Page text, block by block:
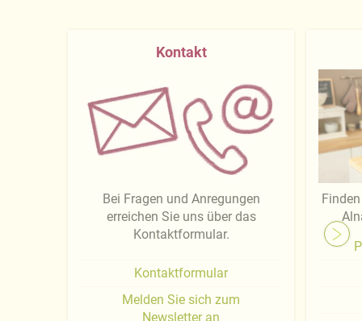
Kontakt
Bei Fragen und Anregungen
erreichen Sie uns über das
Kontaktformular.
Kontaktformular
Melden Sie sich zum
Newsletter an